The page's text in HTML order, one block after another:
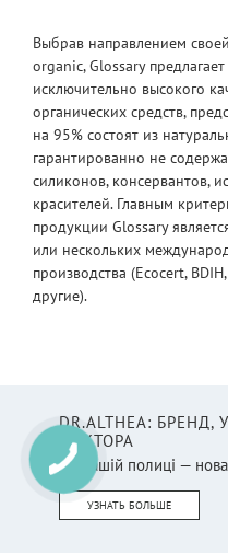
Выбрав направлением
organic, Glossary
исключительно высокого
органических средств,
на 95% состоят из
гарантированно не
силиконов, консервантов,
красителей. Главным
продукции Glossary
или нескольких
производства (Ecocert,
другие).
DR.ALTHEA:
ДОКТОРА
На нашій полиці —
УЗНАТЬ БОЛЬШЕ